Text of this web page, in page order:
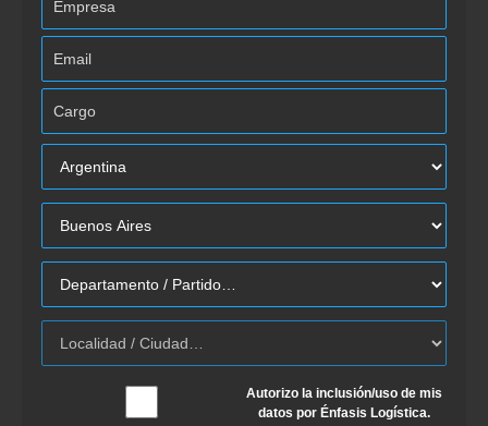
Autorizo la inclusión/uso de mis
datos por Énfasis Logística.